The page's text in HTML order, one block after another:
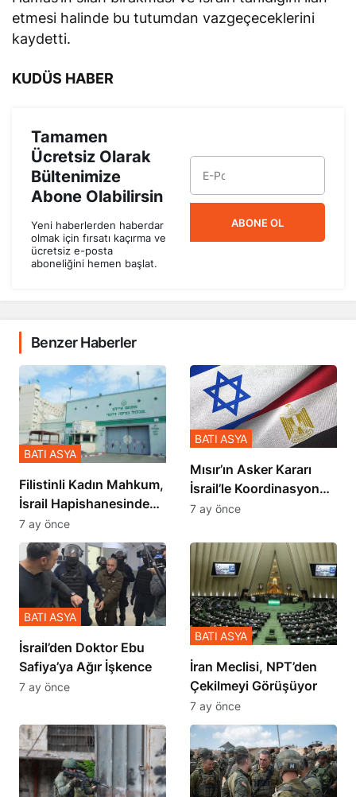
etmesi halinde bu tutumdan vazgeçeceklerini
kaydetti.
KUDÜS HABER
Tamamen
Ücretsiz Olarak
Bültenimize
Abone Olabilirsin
Yeni haberlerden haberdar
olmak için fırsatı kaçırma ve
ücretsiz e-posta
aboneliğini hemen başlat.
ABONE OL
Benzer Haberler
Filistinli Kadın Mahkum,
İsrail Hapishanesindeki
Zulmü Anlattı
BATI ASYA
7 ay önce
Mısır’ın Asker Kararı
İsrail’le Koordinasyon
İçinde Gerçekleşmiş
BATI ASYA
7 ay önce
İsrail’den Doktor Ebu
Safiya’ya Ağır İşkence
BATI ASYA
7 ay önce
İran Meclisi, NPT’den
Çekilmeyi Görüşüyor
BATI ASYA
7 ay önce